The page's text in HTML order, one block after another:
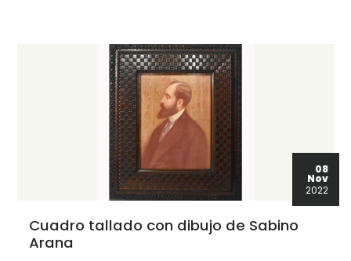
08
Nov
2022
Cuadro tallado con dibujo de Sabino
Arana